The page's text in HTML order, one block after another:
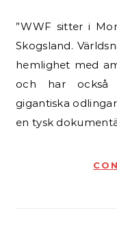
”WWF sitter i Monsantos knä” skriver Lantbruk &
Skogsland.
hemlighet med
och har också
gigantiska
en tysk